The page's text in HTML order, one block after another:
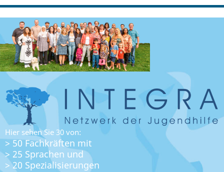
Hier sehen Sie 30 von:
> 50 Fachkräften mit
> 25 Sprachen und
> 20 Spezialisierungen